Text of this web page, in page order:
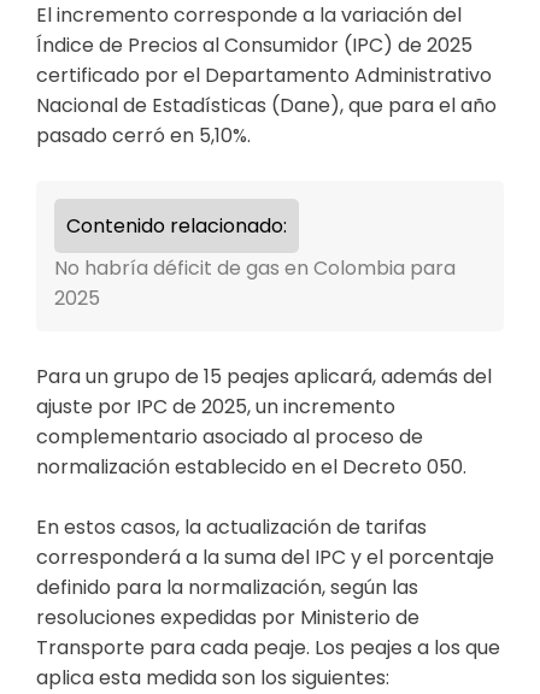
El incremento corresponde a la variación del
Índice de Precios al Consumidor (IPC) de 2025
certificado por el Departamento Administrativo
Nacional de Estadísticas (Dane), que para el año
pasado cerró en 5,10%.
Contenido relacionado:
No habría déficit de gas en Colombia para
2025
Para un grupo de 15 peajes aplicará, además del
ajuste por IPC de 2025, un incremento
complementario asociado al proceso de
normalización establecido en el Decreto 050.
En estos casos, la actualización de tarifas
corresponderá a la suma del IPC y el porcentaje
definido para la normalización, según las
resoluciones expedidas por Ministerio de
Transporte para cada peaje. Los peajes a los que
aplica esta medida son los siguientes: